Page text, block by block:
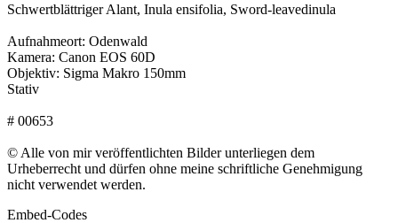
Schwertblättriger Alant, Inula ensifolia, Sword-leavedinula
Aufnahmeort: Odenwald
Kamera: Canon EOS 60D
Objektiv: Sigma Makro 150mm
Stativ
# 00653
© Alle von mir veröffentlichten Bilder unterliegen dem
Urheberrecht und dürfen ohne meine schriftliche Genehmigung
nicht verwendet werden.
Embed-Codes